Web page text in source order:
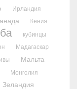
Ирландия
Кения
кубинцы
Мадагаскар
Мальта
Монголия
Зеландия